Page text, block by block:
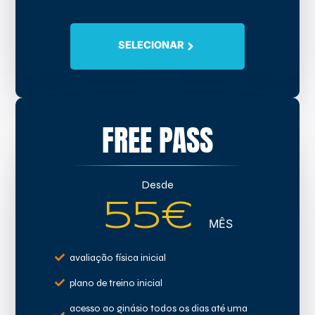
SELECIONAR
FREE PASS
Desde
55€ MÊS
avaliação física inicial
plano de treino inicial
acesso ao ginásio todos os dias até uma